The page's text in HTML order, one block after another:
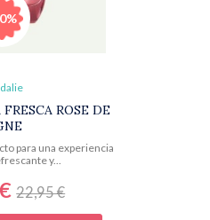
ROSE DE
para una experiencia
y...
22,95 €